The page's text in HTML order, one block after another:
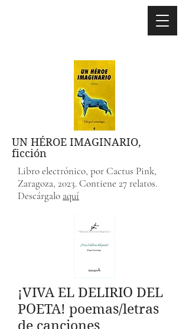
UN HÉROE IMAGINARIO,
ficción
Libro electrónico, por Cactus Pink,
Zaragoza, 2023. Contiene 27 relatos.
Descárgalo aquí
¡VIVA EL DELIRIO DEL
POETA! poemas/letras
de canciones